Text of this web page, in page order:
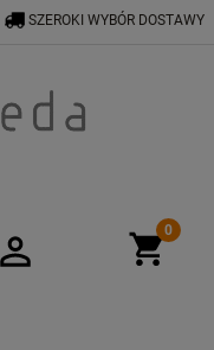
SZEROKI WYBÓR DOSTAWY